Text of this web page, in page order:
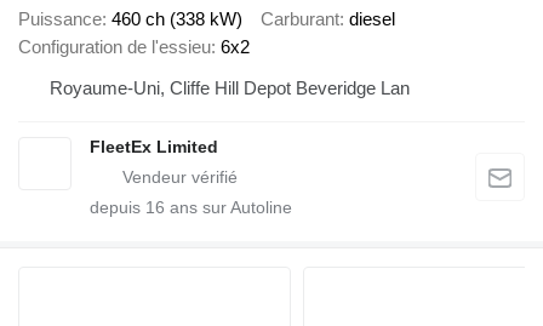
Puissance 460 ch (338 kW) Carburant diesel
Configuration de l'essieu 6x2
Royaume-Uni, Cliffe Hill Depot Beveridge Lan
FleetEx Limited
depuis 16 ans sur Autoline